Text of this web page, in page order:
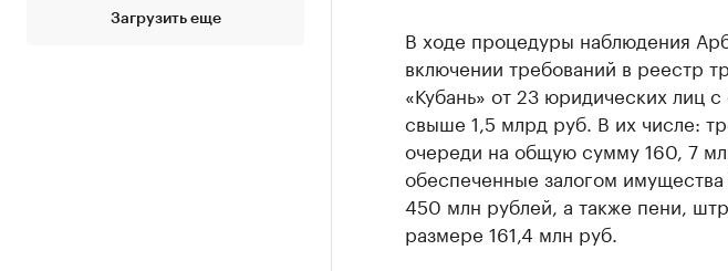
Загрузить еще
В ходе процедуры наблюдения
включении требований в реестр
«Кубань» от 23 юридических лиц
свыше 1,5 млрд руб. В их числе:
очереди на общую сумму 160, 7
обеспеченные залогом
450 млн рублей, а также пени,
размере 161,4 млн руб.